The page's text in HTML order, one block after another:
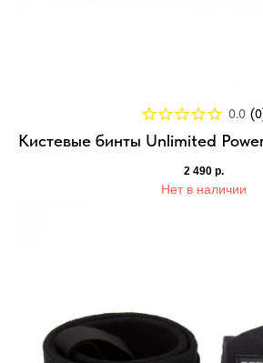
0.0 (0
Кистевые бинты Unlimited
2 490 р.
Нет в наличии